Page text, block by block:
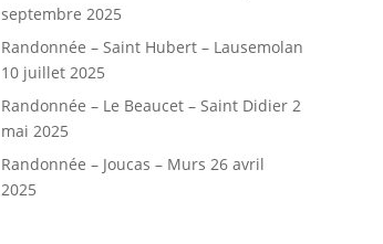
septembre 2025
Randonnée – Saint Hubert – Lausemolan
10 juillet 2025
Randonnée – Le Beaucet – Saint Didier 2
mai 2025
Randonnée – Joucas – Murs 26 avril
2025